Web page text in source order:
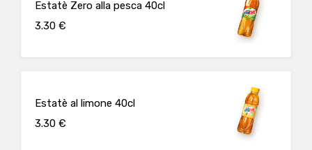
Estatè Zero alla pesca 40cl
3.30 €
Estatè al limone 40cl
3.30 €